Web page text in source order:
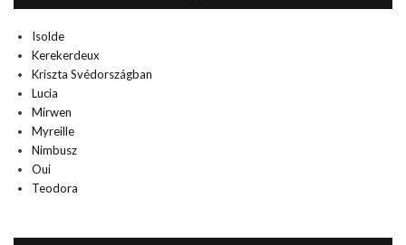
Isolde
Kerekerdeux
Kriszta Svédországban
Lucia
Mirwen
Myreille
Nimbusz
Oui
Teodora